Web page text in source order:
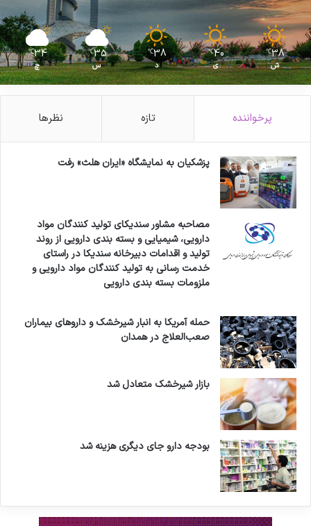
38
℃
ش
40
℃
ی
38
℃
د
35
℃
س
34
℃
چ
پرخواننده تازه نظرها
پزشکیان به نمایشگاه «ایران هلث» رفت
مصاحبه مشاور سندیکای تولید کنندگان مواد
دارویی، شیمیایی و بسته بندی دارویی از روند
تولید و اقدامات دبیرخانه سندیکا در راستای
خدمت رسانی به تولید کنندگان مواد دارویی و
ملزومات بسته بندی دارویی
حمله آمریکا به انبار شیرخشک و داروهای بیماران
صعب‌العلاج در همدان
بازار شیرخشک متعادل شد
بودجه دارو جای دیگری هزینه شد